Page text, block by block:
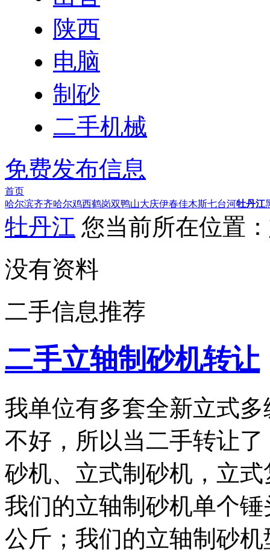
陕西
电脑
制砂
二手机械
免费发布信息
首页
哈尔滨齐齐哈尔鸡西鹤岗双鸭山大庆伊春佳木斯七台河牡丹江
牡丹江 您当前所在位置：
没有资料
二手信息推荐
二手立轴制砂机转让
我单位有多套全新立式
不好，所以当二手转让
砂机、立式制砂机，立
我们的立轴制砂机单个
公斤；我们的立轴制砂